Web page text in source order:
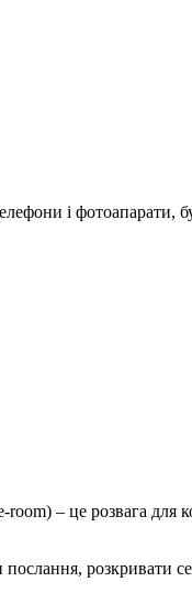
і фотоапарати,
– це розвага для
розкривати